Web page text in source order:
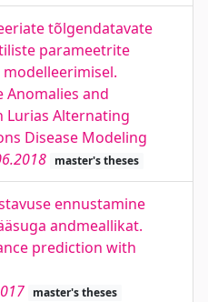
tõlgendatavate
parameetrite
and
Lurias Alternating
Disease Modeling
master's theses
ennustamine
andmeallikat.
prediction with
master's theses